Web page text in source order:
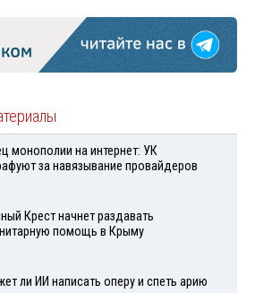
монополии на интернет: УК
за навязывание провайдеров
Крест начнет раздавать
помощь в Крыму
ли ИИ написать оперу и спеть арию